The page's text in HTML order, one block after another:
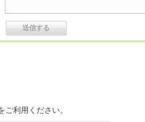
利用ください。